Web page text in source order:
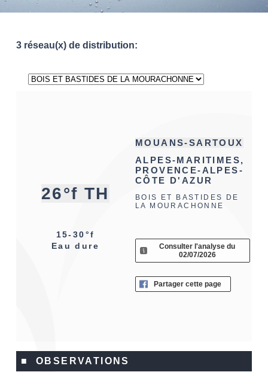
3 réseau(x) de distribution:
26°f TH
15-30°f
Eau dure
MOUANS-SARTOUX
ALPES-MARITIMES,
PROVENCE-ALPES-
CÔTE D'AZUR
BOIS ET BASTIDES DE
LA MOURACHONNE
Consulter l'analyse du
02/07/2026
Partager cette page
■ OBSERVATIONS